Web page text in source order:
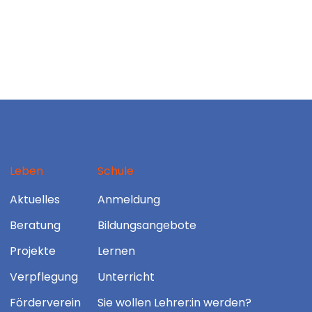
Leben
Aktuelles
Beratung
Projekte
Verpflegung
Förderverein
Schule
Anmeldung
Bildungsangebote
Lernen
Unterricht
Sie wollen Lehrer:in werden?